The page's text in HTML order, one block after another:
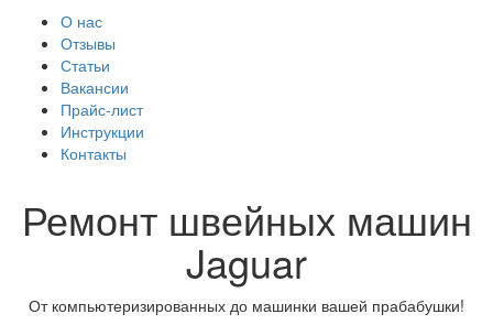
О нас
Отзывы
Статьи
Вакансии
Прайс-лист
Инструкции
Контакты
Ремонт швейных машин
Jaguar
От компьютеризированных до машинки вашей прабабушки!